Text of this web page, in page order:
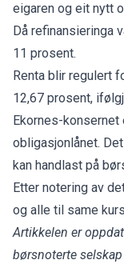
eigaren og eit nytt
Då refinansieringa
11 prosent.
Renta blir regulert
12,67 prosent,
Ekornes-konsernet
obligasjonlånet.
kan handlast på
Etter notering av
og alle til same
Artikkelen er
børsnoterte